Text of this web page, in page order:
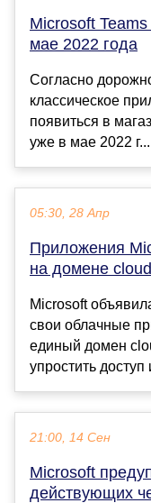
Microsoft
мае 2022 года
Согласно
классическое
появиться в
уже в мае 2022 г...
05:30, 28 Апр
Приложения
на домене
Microsoft
свои облачные
единый домен
упростить доступ
21:00, 14 Сен
Microsoft
действующих